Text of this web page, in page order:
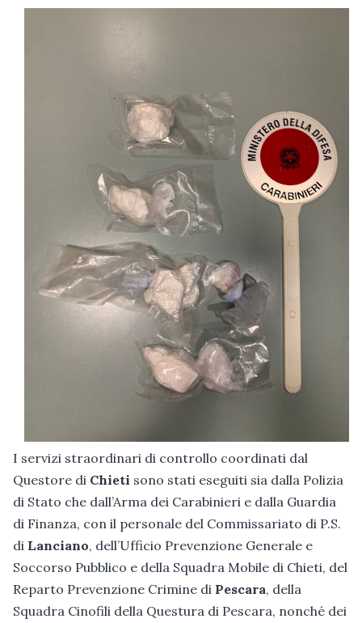
I servizi straordinari di controllo coordinati dal
Questore di Chieti sono stati eseguiti sia dalla Polizia
di Stato che dall’Arma dei Carabinieri e dalla Guardia
di Finanza, con il personale del Commissariato di P.S.
di Lanciano, dell’Ufficio Prevenzione Generale e
Soccorso Pubblico e della Squadra Mobile di Chieti, del
Reparto Prevenzione Crimine di Pescara, della
Squadra Cinofili della Questura di Pescara, nonché dei